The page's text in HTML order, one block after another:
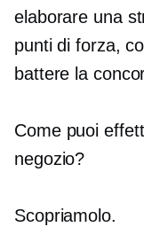
elaborare una
punti di forza,
battere la
Come puoi
negozio?
Scopriamolo.